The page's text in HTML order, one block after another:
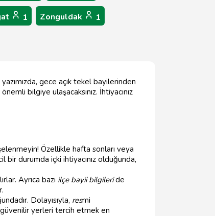
1 Zonguldak 1
gece açık tekel bayilerinden
bilgiye ulaşacaksınız. İhtiyacınız
Özellikle hafta sonları veya
bir durumda içki ihtiyacınız olduğunda,
Ayrıca bazı ilçe bayii bilgileride
Dolayısıyla, resmi
yerleri tercih etmek en